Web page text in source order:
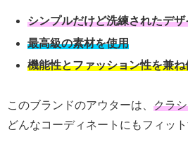
シンプルだけど洗練されたデザ
最高級の素材を使用
機能性とファッション性を兼
このブランドのアウターは、 クラ
どんなコーディネートにもフィッ